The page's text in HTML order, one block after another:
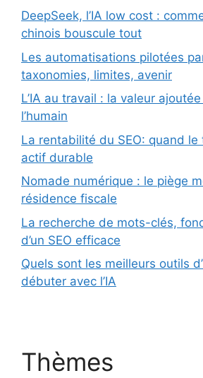
DeepSeek, l’IA low cost :
chinois bouscule tout
Les automatisations pilotées
taxonomies, limites, avenir
L’IA au travail : la valeur
l’humain
La rentabilité du SEO: quand
actif durable
Nomade numérique : le piège
résidence fiscale
La recherche de mots-clés,
d’un SEO efficace
Quels sont les meilleurs outils
débuter avec l’IA
Thèmes